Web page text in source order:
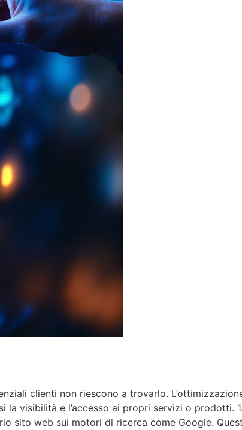
clienti non riescono a trovarlo.
visibilità e l’accesso ai propri servizi o prodotti.
sito web sui motori di ricerca come Google.